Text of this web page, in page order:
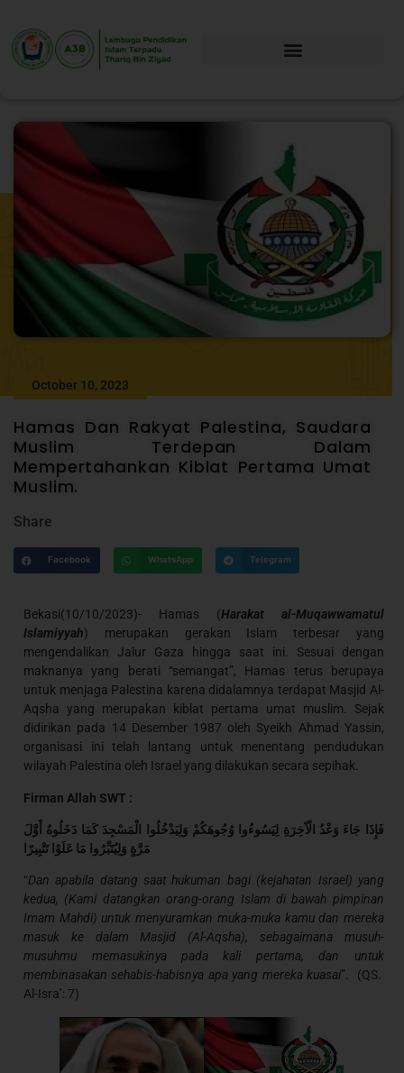
October 10, 2023
Hamas Dan Rakyat Palestina, Saudara
Muslim Terdepan Dalam
Mempertahankan Kiblat Pertama Umat
Muslim.
Share
Facebook WhatsApp Telegram
Bekasi(10/10/2023)- Hamas (Harakat al-Muqawwamatul
Islamiyyah) merupakan gerakan Islam terbesar yang
mengendalikan Jalur Gaza hingga saat ini. Sesuai dengan
maknanya yang berati “semangat”, Hamas terus berupaya
untuk menjaga Palestina karena didalamnya terdapat Masjid Al-
Aqsha yang merupakan kiblat pertama umat muslim. Sejak
didirikan pada 14 Desember 1987 oleh Syeikh Ahmad Yassin,
organisasi ini telah lantang untuk menentang pendudukan
wilayah Palestina oleh Israel yang dilakukan secara sepihak.
Firman Allah SWT :
فَإِذَا جَاءَ وَعْدُ الْآَخِرَةِ لِيَسُوءُوا وُجُوهَكُمْ وَلِيَدْخُلُوا الْمَسْجِدَ كَمَا دَخَلُوهُ أَوَّلَ
مَرَّةٍ وَلِيُتَبِّرُوا مَا عَلَوْا تَتْبِيرًا
“Dan apabila datang saat hukuman bagi (kejahatan Israel) yang
kedua, (Kami datangkan orang-orang Islam di bawah pimpinan
Imam Mahdi) untuk menyuramkan muka-muka kamu dan mereka
masuk ke dalam Masjid (Al-Aqsha), sebagaimana musuh-
musuhmu memasukinya pada kali pertama, dan untuk
membinasakan sehabis-habisnya apa yang mereka kuasai”. (QS.
Al-Isra’: 7)